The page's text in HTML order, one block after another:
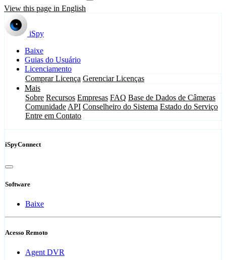
View this page in English
iSpy
Baixe
Guias do Usuário
Licenciamento
Comprar Licença Gerenciar Licenças
Mais
Sobre Recursos Empresas FAQ Base de Dados de Câmeras
Comunidade API Conselheiro do Sistema Estado do Serviço
Entre em Contato
iSpyConnect
Software
Baixe
Acesso Remoto
Agent DVR